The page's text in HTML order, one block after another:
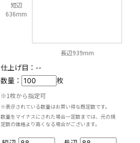
短辺
636mm
長辺939mm
仕上げ目： --
数量：
枚
※1枚から指定可
※表示されている数量はお買い得な既定数です。
数量をマイナスにされた場合一定数までは、元の規
定数の価格より高くなる場合がございます。